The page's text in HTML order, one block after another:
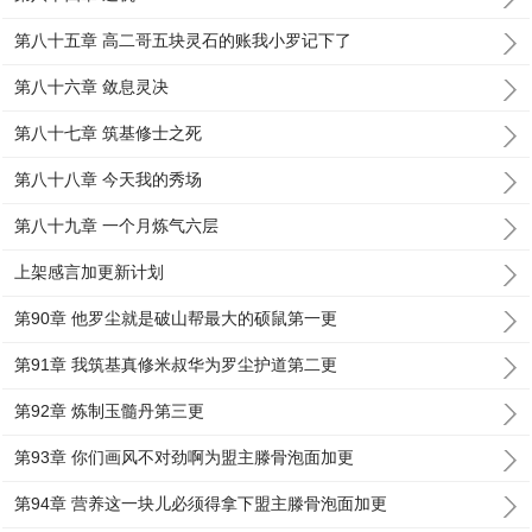
第八十五章 高二哥五块灵石的账我小罗记下了
第八十六章 敛息灵决
第八十七章 筑基修士之死
第八十八章 今天我的秀场
第八十九章 一个月炼气六层
上架感言加更新计划
第90章 他罗尘就是破山帮最大的硕鼠第一更
第91章 我筑基真修米叔华为罗尘护道第二更
第92章 炼制玉髓丹第三更
第93章 你们画风不对劲啊为盟主滕骨泡面加更
第94章 营养这一块儿必须得拿下盟主滕骨泡面加更